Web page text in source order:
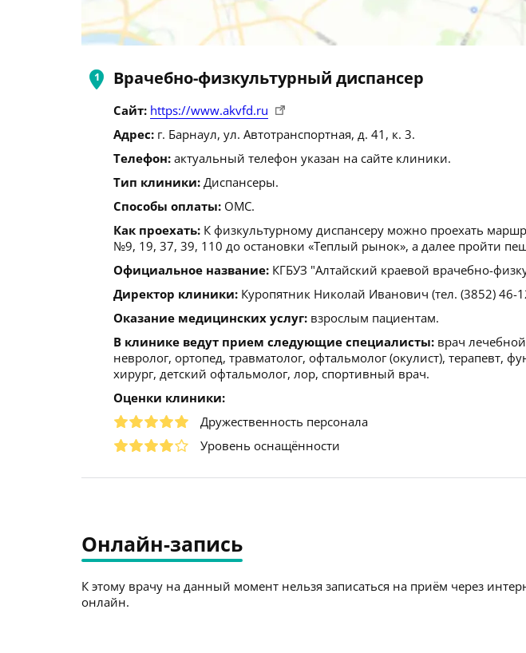
Врачебно-физкультурный диспансер
Сайт: https://www.akvfd.ru
Адрес: г. Барнаул, ул. Автотранспортная, д. 41, к. 3.
Телефон: актуальный телефон указан на сайте клиники.
Тип клиники: Диспансеры.
Способы оплаты: ОМС.
Как проехать: К физкультурному диспансеру можно проехать
№9, 19, 37, 39, 110 до остановки «Теплый рынок», а далее пройти
Официальное название: КГБУЗ "Алтайский краевой врачебно-
Директор клиники: Куропятник Николай Иванович (тел. (3852) 46-
Оказание медицинских услуг: взрослым пациентам.
В клинике ведут прием следующие специалисты: врач
невролог, ортопед, травматолог, офтальмолог (окулист), терапевт,
хирург, детский офтальмолог, лор, спортивный врач.
Оценки клиники:
Дружественность персонала
Уровень оснащённости
Онлайн-запись
К этому врачу на данный момент нельзя записаться на приём через
онлайн.